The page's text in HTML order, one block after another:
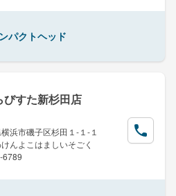
パクトヘッド
すた新杉田店
浜市磯子区杉田１-１-１
んよこはましいそごく
6789